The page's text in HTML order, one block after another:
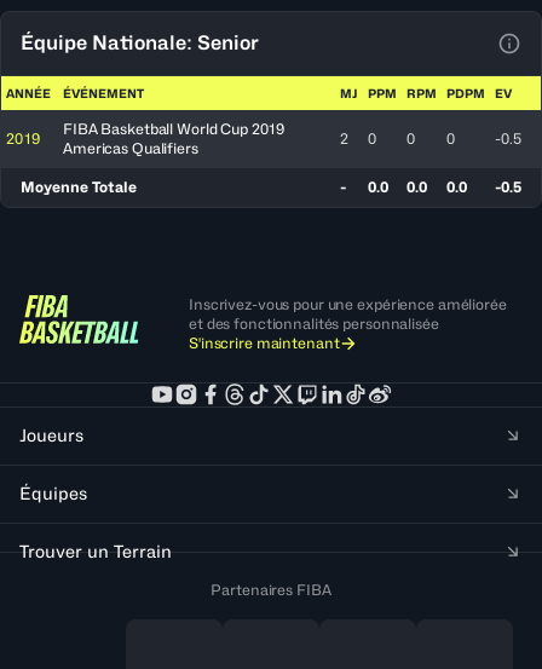
Équipe Nationale: Senior
ANNÉE ÉVÉNEMENT MJ PPM RPM PDPM EV
2019
FIBA Basketball World Cup 2019
Americas Qualifiers
2 0 0 0 -0.5
Moyenne Totale - 0.0 0.0 0.0 -0.5
Inscrivez-vous pour une expérience améliorée
et des fonctionnalités personnalisée
S'inscrire maintenant
Joueurs
Équipes
Trouver un Terrain
Partenaires FIBA